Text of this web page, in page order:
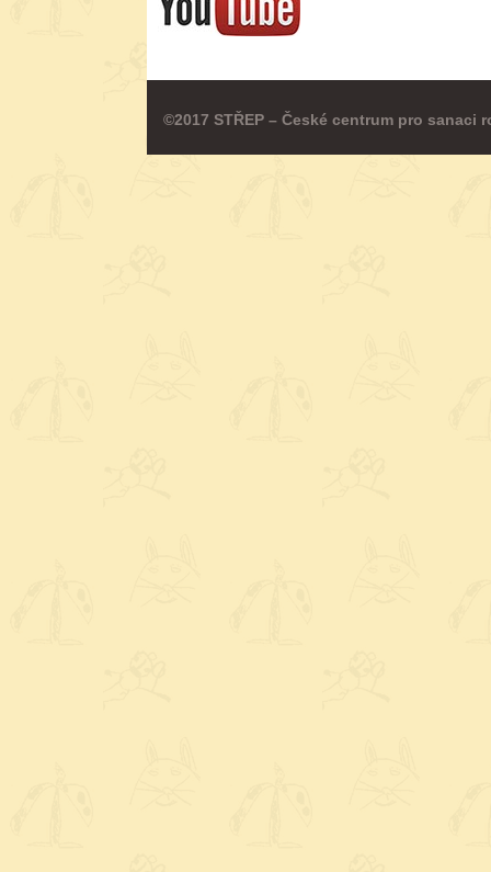
©2017 STŘEP – České centrum pro sanaci